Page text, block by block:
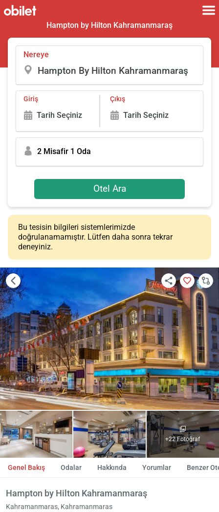
Hampton by Hilton Kahramanmaraş
Nereye
Giriş
Tarih Seçiniz
Çıkış
Tarih Seçiniz
2 Misafir 1 Oda
Otel Ara
Bu tesisin bilgileri sistemlerimizde
doğrulanamamıştır. Lütfen daha sonra tekrar
deneyiniz.
+22 Fotoğraf
Genel Bakış Odalar Hakkında Yorumlar Benzer
Hampton by Hilton Kahramanmaraş
Kahramanmaras, Kahramanmaras